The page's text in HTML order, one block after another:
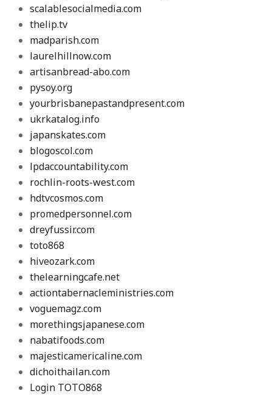
scalablesocialmedia.com
thelip.tv
madparish.com
laurelhillnow.com
artisanbread-abo.com
pysoy.org
yourbrisbanepastandpresent.com
ukrkatalog.info
japanskates.com
blogoscol.com
lpdaccountability.com
rochlin-roots-west.com
hdtvcosmos.com
promedpersonnel.com
dreyfussir.com
toto868
hiveozark.com
thelearningcafe.net
actiontabernacleministries.com
voguemagz.com
morethingsjapanese.com
nabatifoods.com
majesticamericaline.com
dichoithailan.com
Login TOTO868